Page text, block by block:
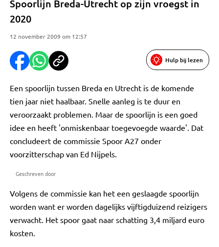
Spoorlijn Breda-Utrecht op zijn vroegst in
2020
12 november 2009 om 12:57
Hulp bij lezen
Een spoorlijn tussen Breda en Utrecht is de komende
tien jaar niet haalbaar. Snelle aanleg is te duur en
veroorzaakt problemen. Maar de spoorlijn is een goed
idee en heeft 'onmiskenbaar toegevoegde waarde'. Dat
concludeert de commissie Spoor A27 onder
voorzitterschap van Ed Nijpels.
Geschreven door
Volgens de commissie kan het een geslaagde spoorlijn
worden want er worden dagelijks vijftigduizend reizigers
verwacht. Het spoor gaat naar schatting 3,4 miljard euro
kosten.